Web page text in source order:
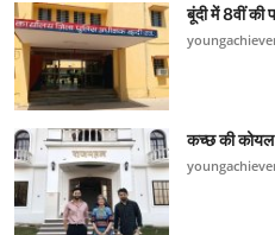
बूंदी में 8वीं की
कच्छ की कोयल